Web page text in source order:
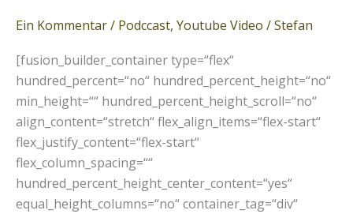
Ein Kommentar/ Podccast, Youtube Video /Stefan
[fusion_builder_container type=“flex“
hundred_percent=“no“ hundred_percent_height=“no“
min_height=““ hundred_percent_height_scroll=“no“
align_content=“stretch“ flex_align_items=“flex-start“
flex_justify_content=“flex-start“
flex_column_spacing=““
hundred_percent_height_center_content=“yes“
equal_height_columns=“no“ container_tag=“div“
oder
YouTuber?